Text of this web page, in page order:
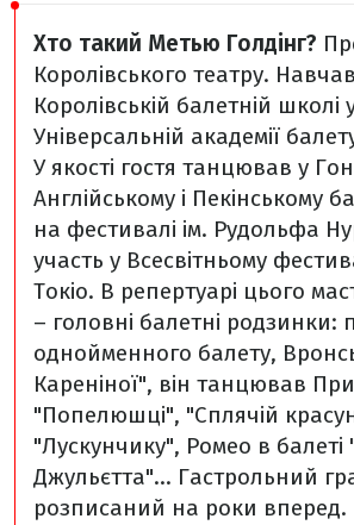
Хто такий Метью Голдінг?
Королівського театру.
Королівській балетній школі
Універсальній академії
У якості гостя танцював у
Англійському і Пекінському
на фестивалі ім. Рудольфа
участь у Всесвітньому
Токіо. В репертуарі цього
– головні балетні родзинки:
однойменного балету,
Кареніної", він танцював
"Попелюшці", "Сплячій
"Лускунчику", Ромео в балеті
Джульєтта"... Гастрольний
розписаний на роки вперед.